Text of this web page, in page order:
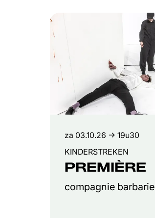
Overslaan
PREMIÈRE
compagnie
KINDERSTREKEN
za 03.10.26 → 19u30